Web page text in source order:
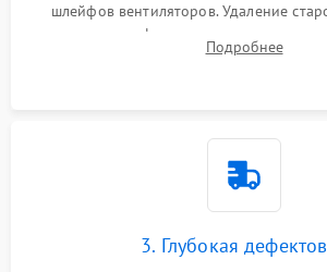
шлейфов вентиляторов. Удаление
кристалла графического чипа и
памяти и зоны VRM. Очистка платы от
Подробнее
3. Глубокая